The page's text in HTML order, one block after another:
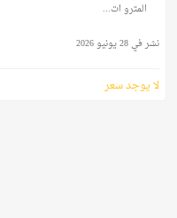
المترو ات...
نشر في 28 يونيو 2026
لا يوجد سعر